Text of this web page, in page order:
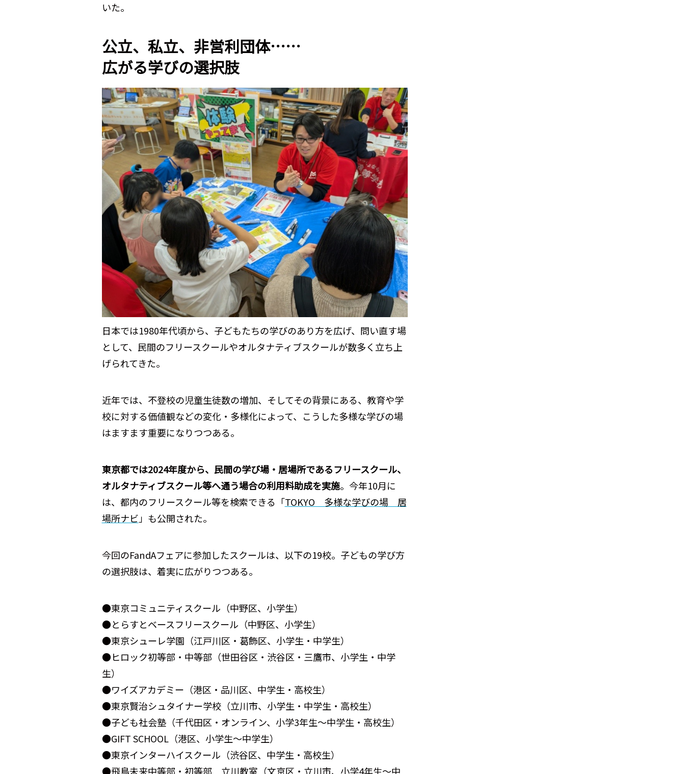
いた。
公立、私立、非営利団体……
広がる学びの選択肢
日本では1980年代頃から、子どもたちの学びのあり方を広げ、問い直す場
として、民間のフリースクールやオルタナティブスクールが数多く立ち上
げられてきた。
近年では、不登校の児童生徒数の増加、そしてその背景にある、教育や学
校に対する価値観などの変化・多様化によって、こうした多様な学びの場
はますます重要になりつつある。
東京都では2024年度から、民間の学び場・居場所であるフリースクール、
オルタナティブスクール等へ通う場合の利用料助成を実施。今年10月に
は、都内のフリースクール等を検索できる「TOKYO 多様な学びの場 居
場所ナビ 」も公開された。
今回のFandAフェアに参加したスクールは、以下の19校。子どもの学び方
の選択肢は、着実に広がりつつある。
●東京コミュニティスクール（中野区、小学生）
●とらすとベースフリースクール（中野区、小学生）
●東京シューレ学園（江戸川区・葛飾区、小学生・中学生）
●ヒロック初等部・中等部（世田谷区・渋谷区・三鷹市、小学生・中学
生）
●ワイズアカデミー（港区・品川区、中学生・高校生）
●東京賢治シュタイナー学校（立川市、小学生・中学生・高校生）
●子ども社会塾（千代田区・オンライン、小学3年生〜中学生・高校生）
●GIFT SCHOOL（港区、小学生〜中学生）
●東京インターハイスクール（渋谷区、中学生・高校生）
●飛鳥未来中等部・初等部 立川教室（文京区・立川市、小学4年生〜中